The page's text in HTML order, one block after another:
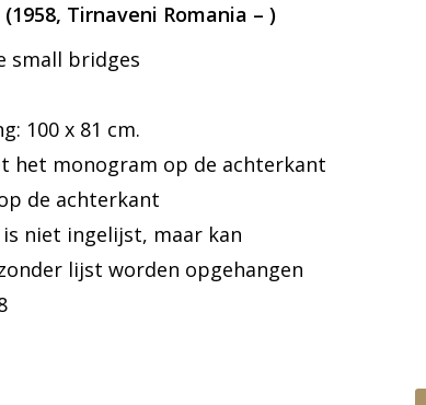
(1958, Tirnaveni Romania – )
small bridges
100 x 81 cm.
het monogram op de achterkant
de achterkant
niet ingelijst, maar kan
lijst worden opgehangen